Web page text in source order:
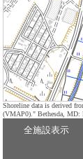
Shoreline data is derived
(VMAP0)." Bethesda, MD:
全施設表示